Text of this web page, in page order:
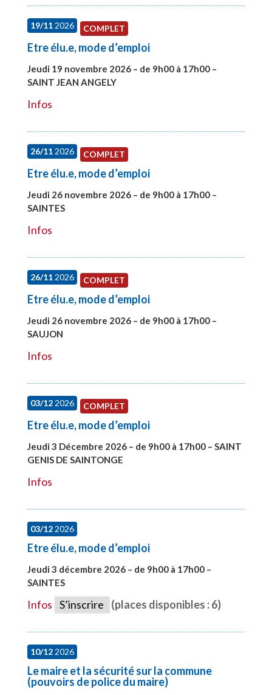
19/112026 COMPLET
Etre élu.e, mode d’emploi
Jeudi 19 novembre 2026 – de 9h00 à 17h00 –
SAINT JEAN ANGELY
Infos
26/112026 COMPLET
Etre élu.e, mode d’emploi
Jeudi 26 novembre 2026 – de 9h00 à 17h00 –
SAINTES
Infos
26/112026 COMPLET
Etre élu.e, mode d’emploi
Jeudi 26 novembre 2026 – de 9h00 à 17h00 –
SAUJON
Infos
03/122026 COMPLET
Etre élu.e, mode d’emploi
Jeudi 3 Décembre 2026 – de 9h00 à 17h00 – SAINT
GENIS DE SAINTONGE
Infos
03/122026
Etre élu.e, mode d’emploi
Jeudi 3 décembre 2026 – de 9h00 à 17h00 –
SAINTES
Infos S’inscrire (places disponibles : 6)
10/122026
Le maire et la sécurité sur la commune
(pouvoirs de police du maire)